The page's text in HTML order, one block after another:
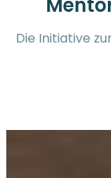
Die Initiative